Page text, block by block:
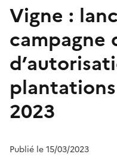
Vigne :
campagne
2023
Publié le 15/03/2023